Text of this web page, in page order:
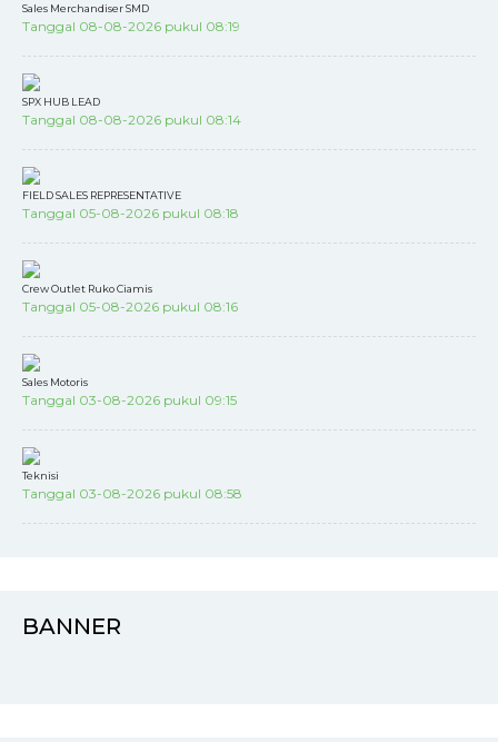
Sales Merchandiser SMD
Tanggal 08-08-2026 pukul 08:19
SPX HUB LEAD
Tanggal 08-08-2026 pukul 08:14
FIELD SALES REPRESENTATIVE
Tanggal 05-08-2026 pukul 08:18
Crew Outlet Ruko Ciamis
Tanggal 05-08-2026 pukul 08:16
Sales Motoris
Tanggal 03-08-2026 pukul 09:15
Teknisi
Tanggal 03-08-2026 pukul 08:58
BANNER